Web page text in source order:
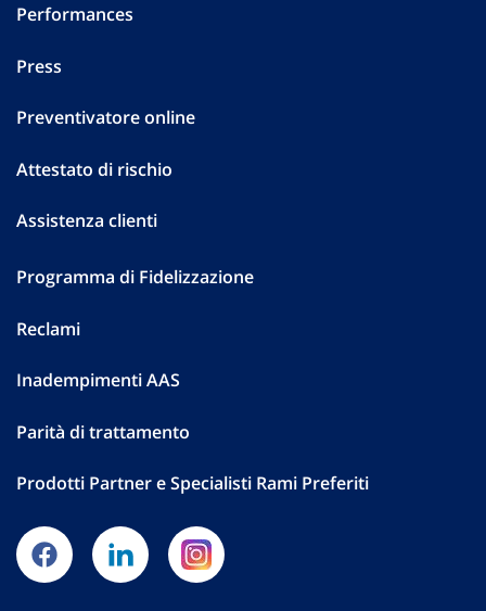
Performances
Press
Preventivatore online
Attestato di rischio
Assistenza clienti
Programma di Fidelizzazione
Reclami
Inadempimenti AAS
Parità di trattamento
Prodotti Partner e Specialisti Rami Preferiti